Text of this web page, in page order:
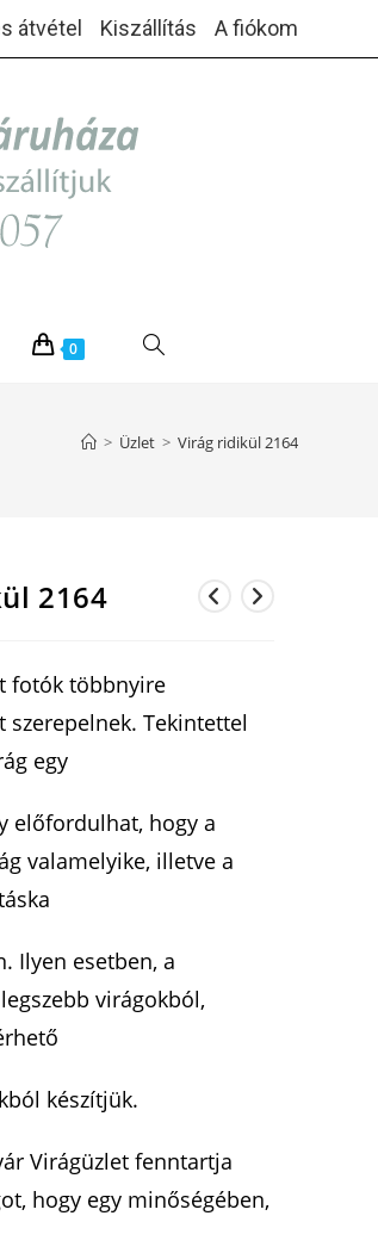
átvétel Kiszállítás A fiókom
0 TOGGLE
> Üzlet > Virág ridikül 2164
2164
fotók többnyire
szerepelnek. Tekintettel
egy
előfordulhat, hogy a
valamelyike, illetve a
Ilyen esetben, a
virágokból,
készítjük.
Virágüzlet fenntartja
hogy egy minőségében,